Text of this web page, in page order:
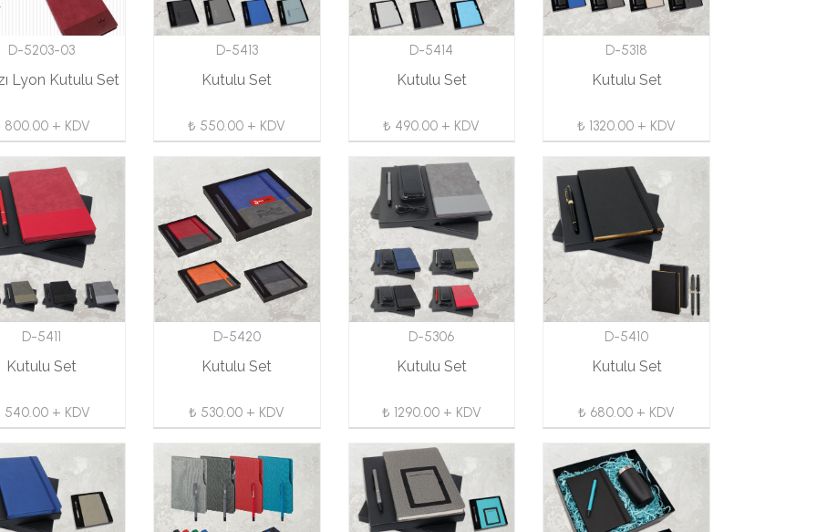
D-5203-03
Lyon Kutulu Set
800.00 + KDV
D-5413
Kutulu Set
₺ 550.00 + KDV
D-5414
Kutulu Set
₺ 490.00 + KDV
D-5318
Kutulu Set
₺ 1320.00 + KDV
D-5411
Kutulu Set
540.00 + KDV
D-5420
Kutulu Set
₺ 530.00 + KDV
D-5306
Kutulu Set
₺ 1290.00 + KDV
D-5410
Kutulu Set
₺ 680.00 + KDV